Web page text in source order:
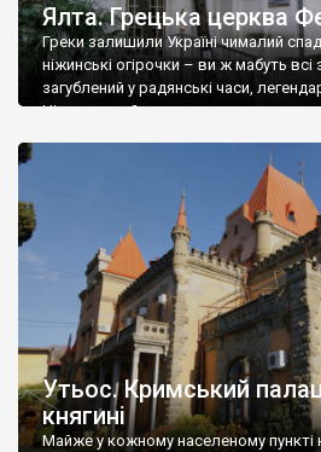
Ялта. Грецька церква
Греки залишили Україні чималий
ніжинські огірочки – ви ж мабуть всі
загублений у радянські часи,
Ніжин греки?
Утьос. Кримський
княгині
Майже у кожному населеному пункті